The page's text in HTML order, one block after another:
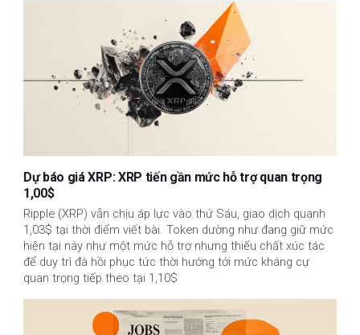
Dự báo giá XRP: XRP tiến gần mức hỗ trợ quan trọng
1,00$
Ripple (XRP) vẫn chịu áp lực vào thứ Sáu, giao dịch quanh
1,03$ tại thời điểm viết bài. Token dường như đang giữ mức
hiện tại này như một mức hỗ trợ nhưng thiếu chất xúc tác
để duy trì đà hồi phục tức thời hướng tới mức kháng cự
quan trọng tiếp theo tại 1,10$